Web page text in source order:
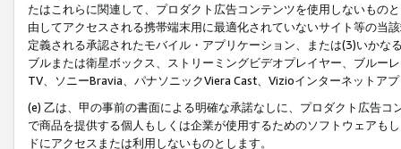
たはこれらに関連して、プロダクト広告コンテンツを使用しないもの
由してアクセスされる携帯端末用に最適化されていないサイト等の当
定義される承認されたモバイル・アプリケーション、または(3)いか
ブルまたは衛星ボックス、ストリーミングビデオプレイヤー、ブルー
TV、ソニーBravia、パナソニックViera Cast、Vizioインターネットア
(e) 乙は、甲の事前の書面による明確な承諾なしに、プロダクト広告
で商品を提供する個人もしくは企業が使用するためのソフトウェアも
ドにアクセスまたは利用しないものとします。